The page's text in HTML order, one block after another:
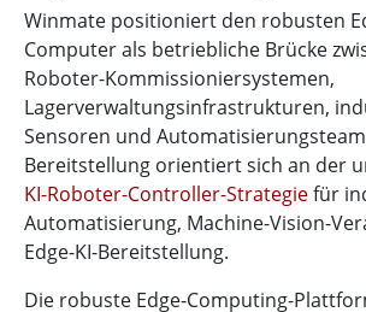
Winmate positioniert den robusten
Computer als betriebliche Brücke
Roboter-Kommissioniersystemen,
Lagerverwaltungsinfrastrukturen,
Sensoren und
Bereitstellung orientiert sich an der
KI-Roboter-Controller-Strategiefür
Automatisierung, Machine-Vision-
Edge-KI-Bereitstellung.
Die robuste Edge-Computing-